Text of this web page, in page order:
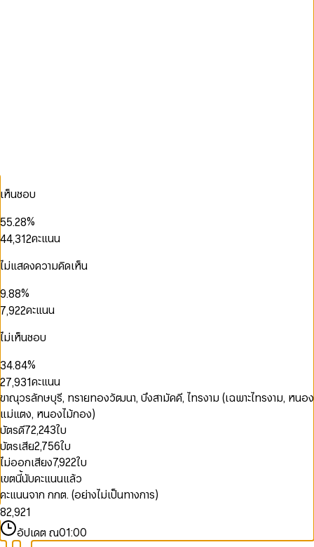
เห็นชอบ
3
5
6
7
8
9
3
5
6
7
8
9
.
0
2
3
4
5
6
7
8
9
6
8
9
%
0
1
3
4
6
8
9
0
1
3
4
6
8
9
,
0
2
3
5
7
8
9
0
1
3
5
6
7
9
0
1
2
4
6
8
คะแนน
ไม่แสดงความคิดเห็น
0
1
3
4
5
7
9.
0
2
3
4
6
8
9
0
2
3
4
6
8
9
%
0
1
2
3
4
6
7
9
,
0
2
3
4
5
6
8
9
1
2
4
6
7
8
9
0
1
2
4
6
7
8
9
คะแนน
ไม่เห็นชอบ
1
3
4
5
6
7
8
9
0
2
4
5
6
7
8
9
.
0
2
3
4
6
8
9
0
2
4
5
6
7
8
9
%
1
2
3
4
5
6
7
8
9
0
1
2
3
4
6
7
8
9
,
0
2
3
4
5
6
8
9
0
2
3
4
5
6
7
8
9
0
1
2
3
4
5
6
7
8
9
คะแนน
ขาณุวรลักษบุรี, ทรายทองวัฒนา, บึงสามัคคี, ไทรงาม (เฉพาะไทรงาม, หนอง
แม่แตง, หนองไม้กอง)
บัตรดี72,243ใบ
บัตรเสีย2,756ใบ
ไม่ออกเสียง7,922ใบ
เขตนี้นับคะแนนแล้ว
คะแนนจาก กกต. (อย่างไม่เป็นทางการ)
0
1
2
3
4
5
6
7
8
9
0
1
2
3
4
,
0
1
2
3
4
5
6
7
8
9
0
1
2
3
4
0
1
2
3
อัปเดต ณ01:00